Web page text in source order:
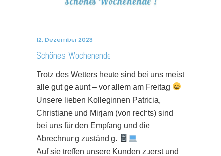
12. Dezember 2023
Schönes Wochenende
Trotz des Wetters heute sind bei uns meist
alle gut gelaunt – vor allem am Freitag
Unsere lieben Kolleginnen Patricia,
Christiane und Mirjam (von rechts) sind
bei uns für den Empfang und die
Abrechnung zuständig.
Auf sie treffen unsere Kunden zuerst und